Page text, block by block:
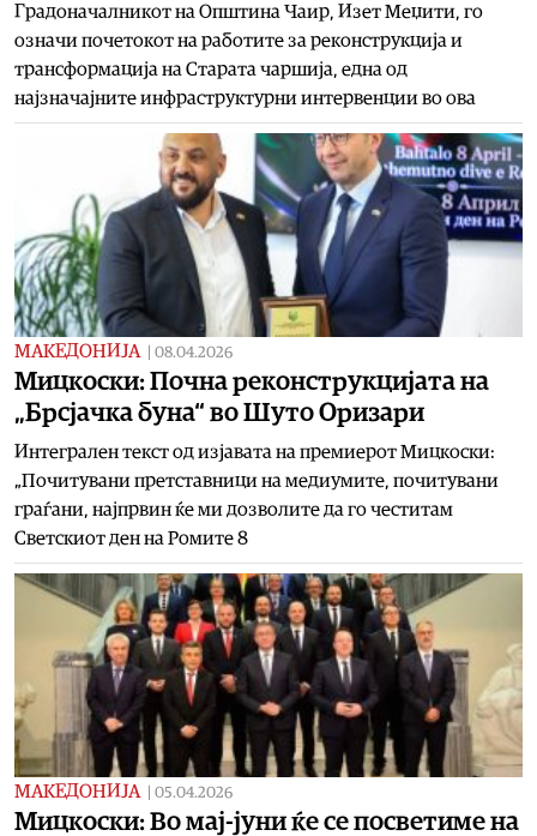
Градоначалникот на Општина Чаир, Изет Меџити, го
означи почетокот на работите за реконструкција и
трансформација на Старата чаршија, една од
најзначајните инфраструктурни интервенции во ова
МАКЕДОНИЈА 08.04.2026
Мицкоски: Почна реконструкцијата на
„Брсјачка буна“ во Шуто Оризари
Интегрален текст од изјавата на премиерот Мицкоски:
„Почитувани претставници на медиумите, почитувани
граѓани, најпрвин ќе ми дозволите да го честитам
Светскиот ден на Ромите 8
МАКЕДОНИЈА 05.04.2026
Мицкоски: Во мај-јуни ќе се посветиме на